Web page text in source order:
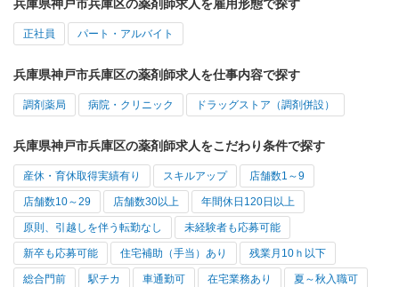
兵庫県神戸市兵庫区の薬剤師求人を雇用形態で探す
正社員 パート・アルバイト
兵庫県神戸市兵庫区の薬剤師求人を仕事内容で探す
調剤薬局 病院・クリニック ドラッグストア（調剤併設）
兵庫県神戸市兵庫区の薬剤師求人をこだわり条件で探す
産休・育休取得実績有り スキルアップ 店舗数1～9
店舗数10～29 店舗数30以上 年間休日120日以上
原則、引越しを伴う転勤なし 未経験者も応募可能
新卒も応募可能 住宅補助（手当）あり 残業月10ｈ以下
総合門前 駅チカ 車通勤可 在宅業務あり 夏～秋入職可